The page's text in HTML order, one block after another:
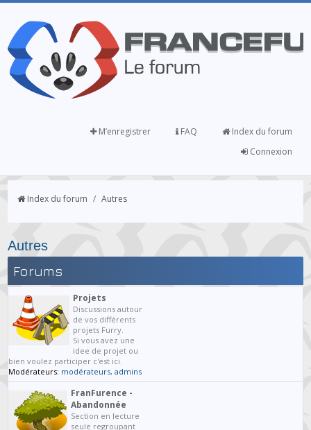
Index du forum
FAQ
M’enregistrer
Connexion
Index du forum / Autres
Autres
Forums
Projets
Discussions autour
de vos différents
projets Furry.
Si vous avez une
idee de projet ou
bien voulez participer c'est ici.
Modérateurs: modérateurs,admins
FranFurence -
Abandonnée
Section en lecture
seule regroupant